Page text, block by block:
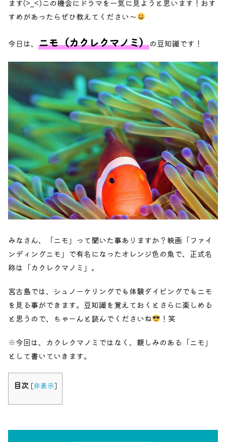
ます(>_<)この機会にドラマを一気に見ようと思います！おす
すめがあったらぜひ教えてください〜
今日は、 ニモ（カクレクマノミ）の豆知識です！
みなさん、「ニモ」って聞いた事ありますか？映画「ファイ
ンディングニモ」で有名になったオレンジ色の魚で、正式名
称は「カクレクマノミ」。
宮古島では、シュノーケリングでも体験ダイビングでもニモ
を見る事ができます。豆知識を覚えておくとさらに楽しめる
と思うので、ちゃーんと読んでくださいね
！笑
※今回は、カクレクマノミではなく、親しみのある「ニモ」
として書いていきます。
目次 [非表示]